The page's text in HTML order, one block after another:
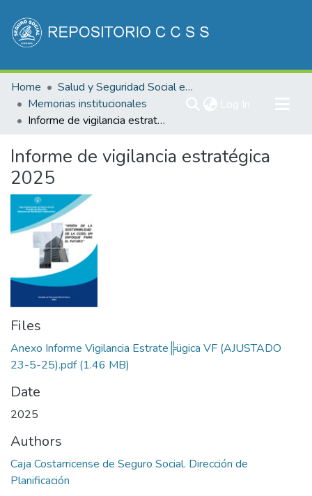
Communities & Collections
All of DSpace
Statistics
Home
Salud y Seguridad Social en Costa Rica
Memorias institucionales
Informe de vigilancia estratégica 2025
Informe de vigilancia estratégica
2025
Files
Anexo Informe Vigilancia Estrate╠ügica VF (AJUSTADO
23-5-25).pdf(1.46 MB)
Date
2025
Authors
Caja Costarricense de Seguro Social. Dirección de
Planificación